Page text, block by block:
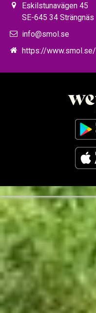
Eskilstunavägen 45
SE-645 34 Strängnäs
info@smol.se
https://www.smol.se/